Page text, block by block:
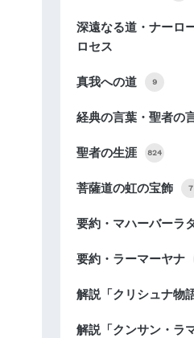
深遠なる道・ナーロ
ロセス
真我への道 9
経典の言葉・聖者の
聖者の生涯 824
菩薩道の虹の宝飾 7
要約・マハーバーラ
要約・ラーマーヤナ
解説「クリシュナ物語
解説「クンサン・ラ